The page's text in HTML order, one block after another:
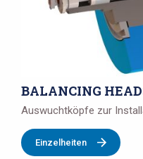
BALANCING
Auswuchtköpfe zur
Einzelheiten